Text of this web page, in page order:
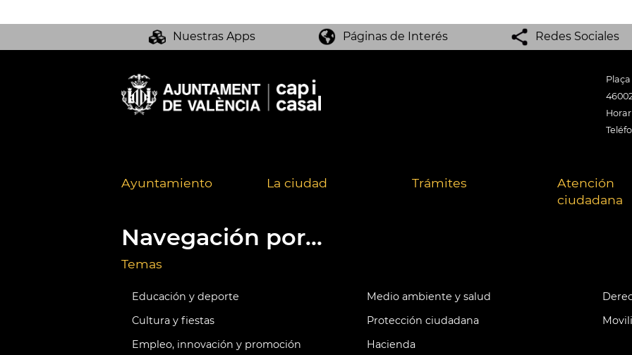
Nuestras Apps Páginas de Interés Redes Sociales
Ayuntamiento La ciudad Trámites
Atención
ciudadana
Navegación por...
Temas
Educación y deporte Medio ambiente y salud
Cultura y fiestas
Protección ciudadana
Empleo, innovación y promoción
Hacienda